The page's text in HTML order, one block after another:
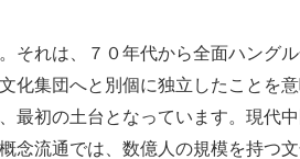
それは、７０年代から全面ハング
集団へと別個に独立したことを意
最初の土台となっています。現代
流通では、数億人の規模を持つ文